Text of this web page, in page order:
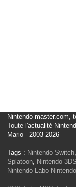
Nintendo-master.com,
Toute l'actualité
Mario - 2003-2026
Tags : Nintendo Switch,
Splatoon, Nintendo 3DS
Nintendo Labo